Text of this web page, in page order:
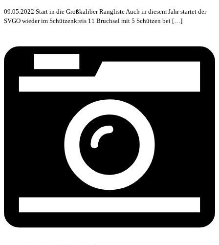
09.05.2022 Start in die Großkaliber Rangliste Auch in diesem Jahr startet der
SVGO wieder im Schützenkreis 11 Bruchsal mit 5 Schützen bei […]